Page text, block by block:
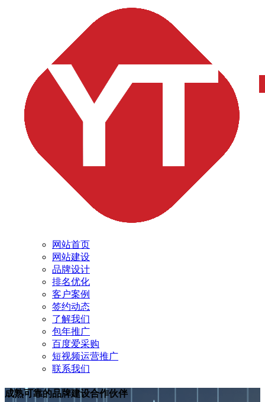
网站首页
网站建设
品牌设计
排名优化
客户案例
签约动态
了解我们
包年推广
百度爱采购
短视频运营推广
联系我们
成熟可靠的品牌建设合作伙伴